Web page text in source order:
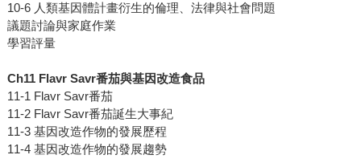
10-6 人類基因體計畫衍生的倫理、法律與社會問題
議題討論與家庭作業
學習評量
Ch11 Flavr Savr番茄與基因改造食品
11-1 Flavr Savr番茄
11-2 Flavr Savr番茄誕生大事紀
11-3 基因改造作物的發展歷程
11-4 基因改造作物的發展趨勢